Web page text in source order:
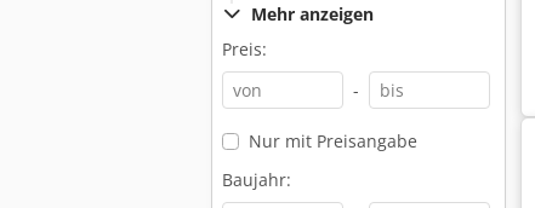
Mehr anzeigen
Preis:
-
Nur mit Preisangabe
Baujahr: